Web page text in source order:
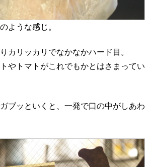
ような感じ。
カリッカリでなかなかハード目。
やトマトがこれでもかとはさまってい
ブッといくと、一発で口の中がしあわ